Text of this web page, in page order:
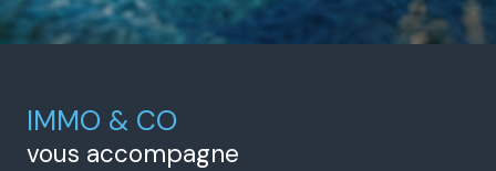
IMMO & CO
vous accompagne